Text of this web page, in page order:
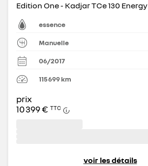
Edition One - Kadjar TCe 130 Energy
essence
Manuelle
06/2017
115 699km
prix
10 399 € TTC
voir les détails